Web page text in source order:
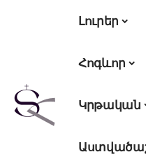
Լուրեր
Հոգևոր
Կրթական